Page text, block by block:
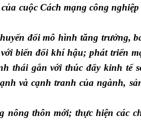
cuộc Cách mạng công
đổi mô hình tăng trưởng,
biến đổi khí hậu; phát triển
thái gắn với thúc đẩy kinh tế
và cạnh tranh của ngành,
nông thôn mới; thực hiện các